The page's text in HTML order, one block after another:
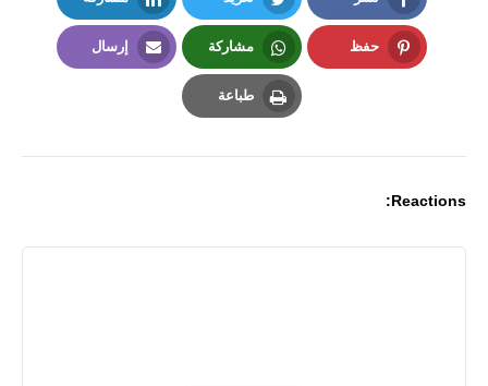
Facebook
Twitter
LinkedIn
حفظ مشاركة
Whatsapp
إرسال
طباعة
Reactions: